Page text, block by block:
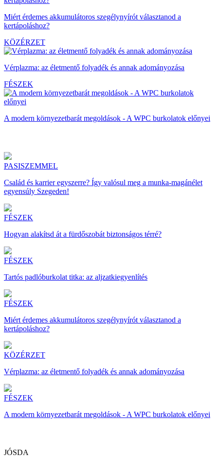
Miért érdemes akkumulátoros szegélynyírót választanod a
kertápoláshoz?
KÖZÉRZET
Vérplazma: az életmentő folyadék és annak adományozása
FÉSZEK
A modern környezetbarát megoldások - A WPC burkolatok előnyei
PASISZEMMEL
Család és karrier egyszerre? Így valósul meg a munka-magánélet
egyensúly Szegeden!
FÉSZEK
Hogyan alakítsd át a fürdőszobát biztonságos térré?
FÉSZEK
Tartós padlóburkolat titka: az aljzatkiegyenlítés
FÉSZEK
Miért érdemes akkumulátoros szegélynyírót választanod a
kertápoláshoz?
KÖZÉRZET
Vérplazma: az életmentő folyadék és annak adományozása
FÉSZEK
A modern környezetbarát megoldások - A WPC burkolatok előnyei
JÓSDA